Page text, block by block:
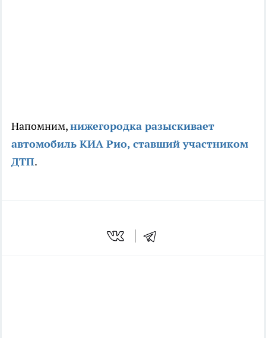
Напомним,нижегородка разыскивает
автомобиль КИА Рио, ставший участником
ДТП.